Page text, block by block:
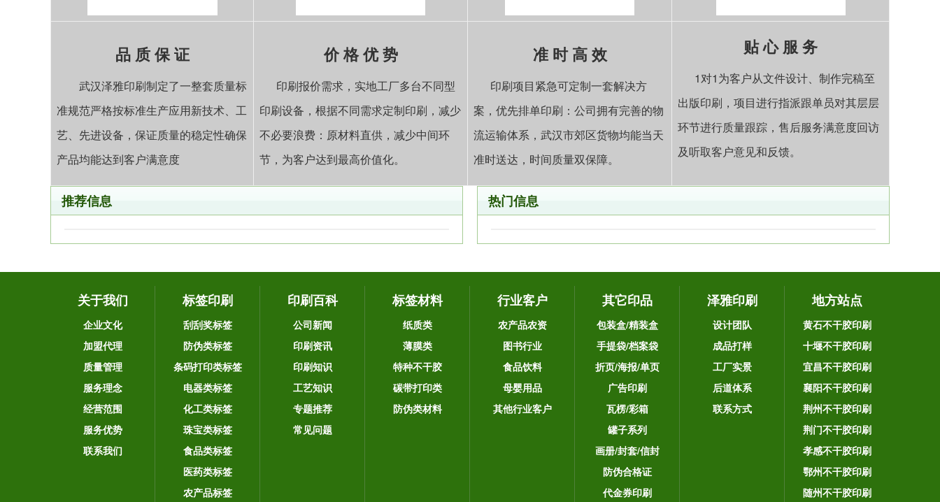
品 质 保 证
武汉泽雅印刷制定了一整套质量标
准规范严格按标准生产应用新技术、工
艺、先进设备，保证质量的稳定性确保
产品均能达到客户满意度
价 格 优 势
印刷报价需求，实地工厂多台不同型
印刷设备，根据不同需求定制印刷，减少
不必要浪费：原材料直供，减少中间环
节，为客户达到最高价值化。
准 时 高 效
印刷项目紧急可定制一套解决方
案，优先排单印刷：公司拥有完善的物
流运输体系，武汉市郊区货物均能当天
准时送达，时间质量双保障。
贴 心 服 务
1对1为客户从文件设计、制作完稿至
出版印刷，项目进行指派跟单员对其层层
环节进行质量跟踪，售后服务满意度回访
及听取客户意见和反馈。
推荐信息 热门信息
关于我们
企业文化
加盟代理
质量管理
服务理念
经营范围
服务优势
联系我们
标签印刷
刮刮奖标签
防伪类标签
条码打印类标签
电器类标签
化工类标签
珠宝类标签
食品类标签
医药类标签
农产品标签
印刷百科
公司新闻
印刷资讯
印刷知识
工艺知识
专题推荐
常见问题
标签材料
纸质类
薄膜类
特种不干胶
碳带打印类
防伪类材料
行业客户
农产品农资
图书行业
食品饮料
母婴用品
其他行业客户
其它印品
包装盒/精装盒
手提袋/档案袋
折页/海报/单页
广告印刷
瓦楞/彩箱
罐子系列
画册/封套/信封
防伪合格证
代金券印刷
泽雅印刷
设计团队
成品打样
工厂实景
后道体系
联系方式
地方站点
黄石不干胶印刷
十堰不干胶印刷
宜昌不干胶印刷
襄阳不干胶印刷
荆州不干胶印刷
荆门不干胶印刷
孝感不干胶印刷
鄂州不干胶印刷
随州不干胶印刷